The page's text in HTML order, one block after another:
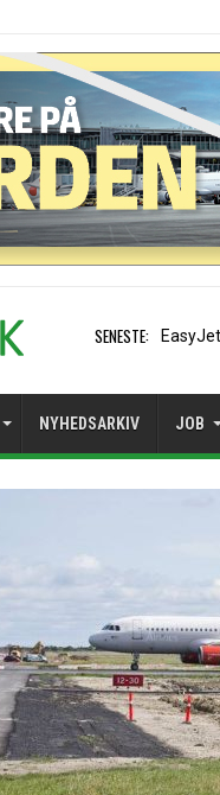
SENESTE: Air
NYHEDSARKIV JOB